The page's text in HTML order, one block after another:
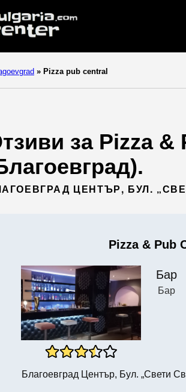
» Pizza pub central
за Pizza &
ЦЕНТЪР, БУЛ.
Pizza & Pub
Бар
Бар
Благоевград Център, Бул. „Свети